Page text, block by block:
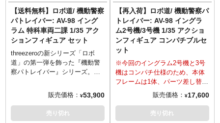
可能…ということでいつもの3体
セットです。画像はいろいろな
都合上、1号機が3つ並んでいる
のはご了承。後藤さん、わたし
ゃーついていきますよ。
「イングラム基本体」を再現す
るためのパーツも付属！旭日章
が取り外された胸パーツ・パト
ランプ無し肩パーツを使用する
ことで、素体状態の1～3号機を
組み立てることもできます。さ
らにボーナスパーツとして
「WXIII用グローブパーツ」が付
付属する頭部パーツや特車二課
エンブレムデカールと組み合わ
せることで、劇場版3作目に登場
ハルチャンド」のフィギュア
（非可動）を着席可能です。ま
た、グリフォンの頭部パーツは
襟パーツごとリフトアップする
ことで、コクピット内部が覗け
ます。特徴的な巨大ウィングは
片方4ヶ所づつの可動ポイントを
持ち、様々なポージングが可
能。ウィングを大胆にポージン
キャスト製フレームの重みによ
り、バランスは容易には崩れま
せん。他、ポーズの異なる交換
フィギュアと組み合わせてディ
スプレイを楽しもう！
フィギュアと組み合わせてディ
スプレイを楽しもう！
にいつもバセットハウンドを出
す押井守監督に「よほどの覚悟
がなければこれは飼うな」と言
われてしまったので、JXKスタ
ジオ（の中の開発陣にいるであ
ろう押井守ファン）が誰でも手
に出来るミニチュアにしたんだ
な、と思うことにしました。首
に入りの1/6スケールアクション
フィギュアと組み合わせてディ
スプレイを楽しもう！
にいつもバセットハウンドを出
す押井守監督に「よほどの覚悟
がなければこれは飼うな」と言
われてしまったので、JXKスタ
ジオ（の中の開発陣にいるであ
ろう押井守ファン）が誰でも手
に出来るミニチュアにしたんだ
な、と思うことにしました。首
輪も付いた全長約15センチ、毛
に入りの1/6スケールアクション
フィギュアと組み合わせてディ
スプレイを楽しもう！
【送料無料】ロボ道/ 機動警察
パトレイバー: AV-98 イング
ラム 特科車両二課 1/35 アク
ションフィギュア セット
threezeroの新シリーズ「ロボ
道」の第一弾を飾った『機動警
察パトレイバー』シリーズ。
てるしな…」とお思いのアナ
タ！同シリーズにラインナップ
予定しているグリフォンの発表
を前に、「特科車両二課」で揃
販売価格： ¥53,900
売り切れ
【再入荷】ロボ道/ 機動警察パ
トレイバー: AV-98 イングラ
ム2号機/3号機 1/35 アクショ
ンフィギュア コンパチブルセ
ット
※今回のイングラム2号機と3号
機はコンパチ仕様のため、本体
フレームは1体、パーツ差し替え
によりそれぞれが再現可能とな
threezeroの新シリーズ「ロボ
道」より、『機動警察パトレイ
販売価格： ¥17,600
売り切れ